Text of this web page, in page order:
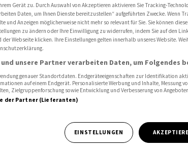
an Comptech aus Schweden
an
Gerät zu. Durch Auswahl von Akzeptieren aktivieren Sie Tracking-
Daten, um Ihnen Dienste bereitzustellen“ aufgeführten Zwecke. Wenn
und Anzeigen möglicherweise nicht mehr so relevant für Sie. Sie können
zu ändern oder Ihre Einwilligung zu widerrufen, indem Sie auf den
der Webseite klicken. Ihre Einstellungen gelten innerhalb unseres Website.
und unsere Partner verarbeiten Daten, um Folgendes
genauer Standortdaten. Endgeräteeigenschaften zur Identifikation
auf einem Endgerät. Personalisierte Werbung und Inhalte, Messung
Zielgruppenforschung sowie Entwicklung und Verbesserung von
der Partner (Lieferanten)
EINSTELLUNGEN